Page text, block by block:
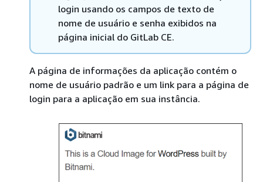
login usando os campos de texto de
nome de usuário e senha exibidos na
página inicial do GitLab CE.
A página de informações da aplicação contém o
nome de usuário padrão e um link para a página de
login para a aplicação em sua instância.